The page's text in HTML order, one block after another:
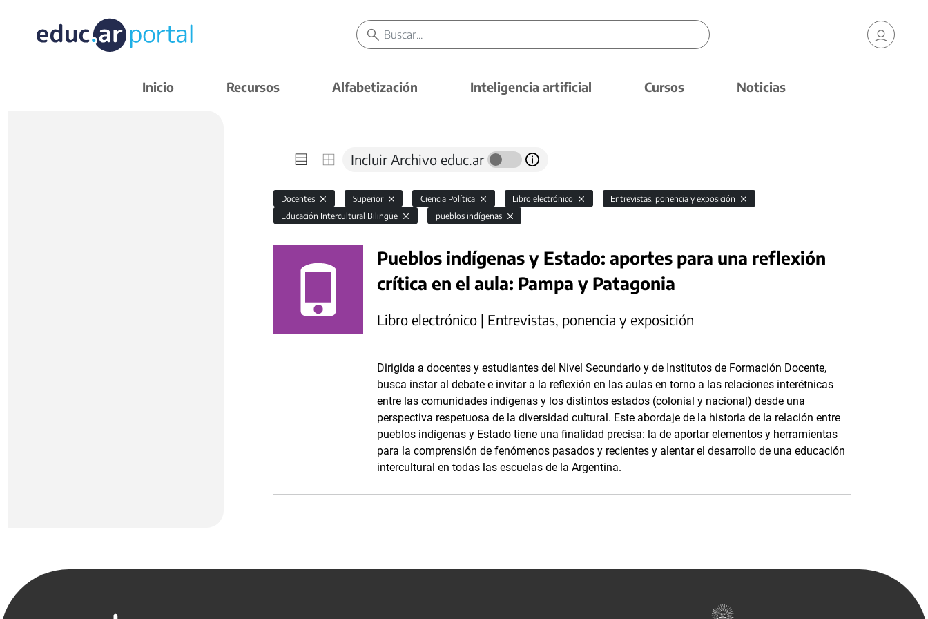
Inicio Recursos Alfabetización Inteligencia artificial Cursos Noticias
Incluir Archivo educ.ar
Docentes Superior Ciencia Política Libro electrónico
Entrevistas, ponencia y exposición
Educación Intercultural Bilingüe
pueblos indígenas
Pueblos indígenas y Estado: aportes para una reflexión
crítica en el aula: Pampa y Patagonia
Libro electrónico | Entrevistas, ponencia y exposición
Dirigida a docentes y estudiantes del Nivel Secundario y de Institutos de Formación Docente,
busca instar al debate e invitar a la reflexión en las aulas en torno a las relaciones interétnicas
entre las comunidades indígenas y los distintos estados (colonial y nacional) desde una
perspectiva respetuosa de la diversidad cultural. Este abordaje de la historia de la relación entre
pueblos indígenas y Estado tiene una finalidad precisa: la de aportar elementos y herramientas
para la comprensión de fenómenos pasados y recientes y alentar el desarrollo de una educación
intercultural en todas las escuelas de la Argentina.